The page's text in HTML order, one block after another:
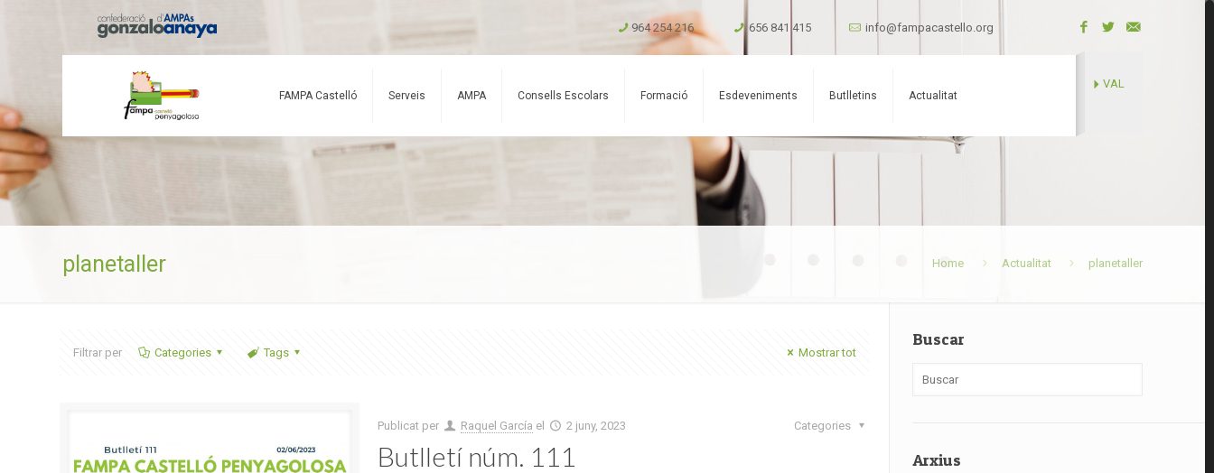
964 254 216 656 841 415 info@fampacastello.org
FAMPA Castelló Serveis AMPA Consells Escolars Formació Esdeveniments Butlletins Actualitat
VAL
planetaller Home Actualitat planetaller
Filtrar per Categories Tags Mostrar tot
Publicat per Raquel García el 2 juny, 2023 Categories
Butlletí núm. 111
Buscar
Arxius